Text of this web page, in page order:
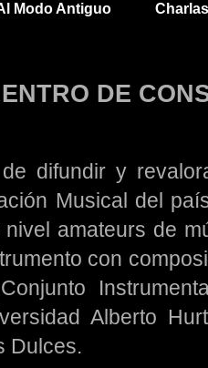
Modo Antiguo
DE
difundir y
Musical del
amateurs de
con
Alberto
Dulces.